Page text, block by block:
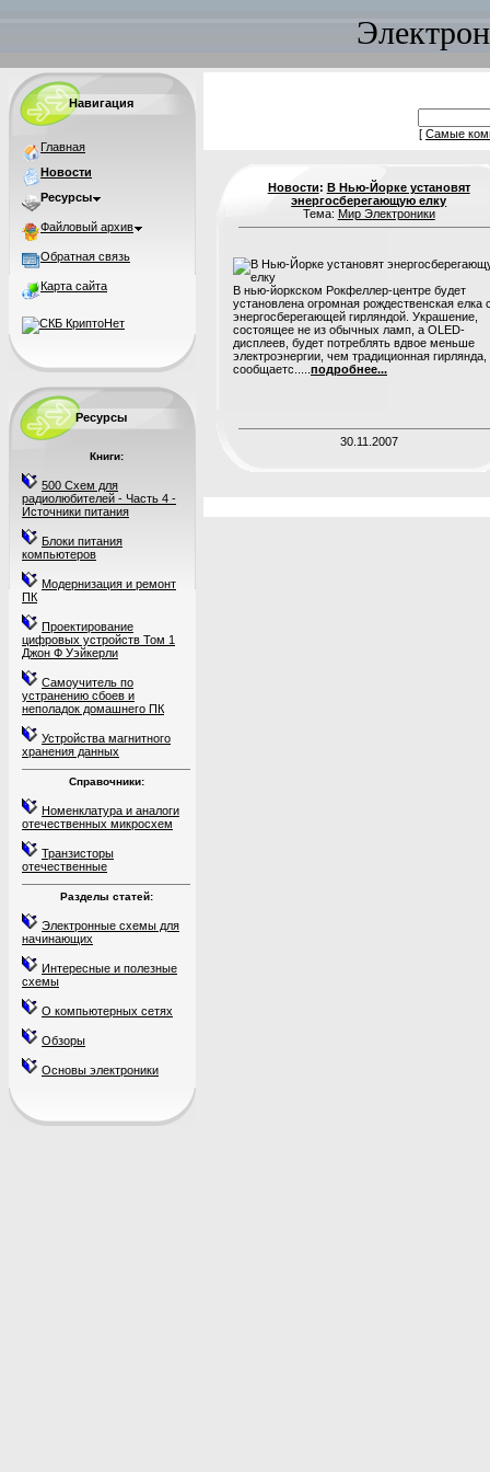
Навигация
Главная
Новости
Ресурсы
Файловый архив
Обратная связь
Карта сайта
Ресурсы
Книги:
500 Схем для
радиолюбителей - Часть 4 -
Источники питания
Блоки питания
компьютеров
Модернизация и ремонт
ПК
Проектирование
цифровых устройств Том 1
Джон Ф Уэйкерли
Самоучитель по
устранению сбоев и
неполадок домашнего ПК
Устройства магнитного
хранения данных
Справочники:
Номенклатура и аналоги
отечественных микросхем
Транзисторы
отечественные
Разделы статей:
Электронные схемы для
начинающих
Интересные и полезные
схемы
О компьютерных сетях
Обзоры
Основы электроники
[ Самые
Новости: В Нью-Йорке установят
энергосберегающую елку
Тема: Мир Электроники
В нью-йоркском Рокфеллер-центре будет
установлена огромная рождественская елка
энергосберегающей гирляндой. Украшение,
состоящее не из обычных ламп, а OLED-
дисплеев, будет потреблять вдвое меньше
электроэнергии, чем традиционная гирлянда,
сообщаетс..... подробнее...
30.11.2007